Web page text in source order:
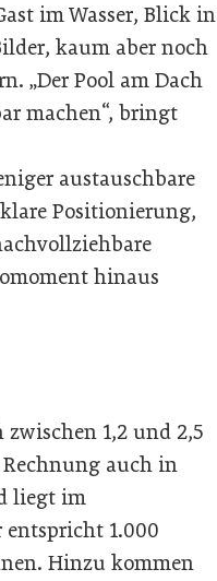
im Wasser, Blick in
kaum aber noch
„Der Pool am Dach
machen“, bringt
austauschbare
Positionierung,
hinaus
1,2 und 2,5
auch in
liegt im
entspricht 1.000
Hinzu kommen